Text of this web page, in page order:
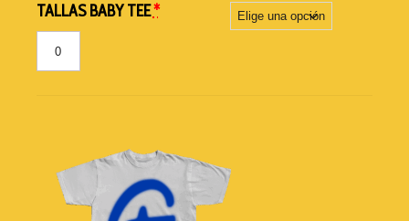
TALLAS BABY TEE*